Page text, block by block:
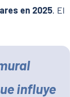
en 2025. El
influye